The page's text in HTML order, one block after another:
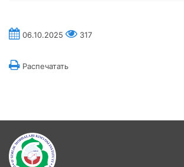
06.10.2025 317
Распечатать